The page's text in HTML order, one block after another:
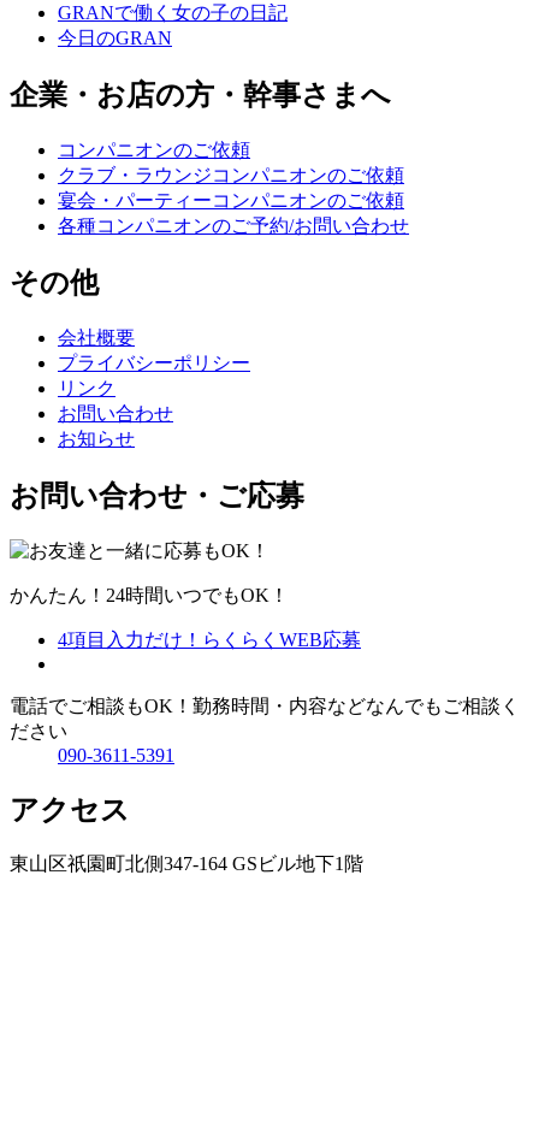
GRANで働く女の子の日記
今日のGRAN
企業・お店の方・幹事さまへ
コンパニオンのご依頼
クラブ・ラウンジコンパニオンのご依頼
宴会・パーティーコンパニオンのご依頼
各種コンパニオンのご予約/お問い合わせ
その他
会社概要
プライバシーポリシー
リンク
お問い合わせ
お知らせ
お問い合わせ・ご応募
かんたん！24時間いつでもOK！
4項目入力だけ！ らくらくWEB応募
電話でご相談もOK！ 勤務時間・内容などなんでもご相談く
ださい
090-3611-5391
アクセス
東山区祇園町北側347-164 GSビル地下1階